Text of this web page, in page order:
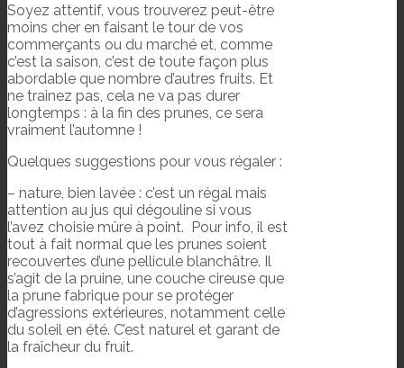
Soyez attentif, vous trouverez peut-être
moins cher en faisant le tour de vos
commerçants ou du marché et, comme
c’est la saison, c’est de toute façon plus
abordable que nombre d’autres fruits. Et
ne trainez pas, cela ne va pas durer
longtemps : à la fin des prunes, ce sera
vraiment l’automne !
Quelques suggestions pour vous régaler :
– nature, bien lavée : c’est un régal mais
attention au jus qui dégouline si vous
l’avez choisie mûre à point. Pour info, il est
tout à fait normal que les prunes soient
recouvertes d’une pellicule blanchâtre. Il
s’agit de la pruine, une couche cireuse que
la prune fabrique pour se protéger
d’agressions extérieures, notamment celle
du soleil en été. C’est naturel et garant de
la fraîcheur du fruit.